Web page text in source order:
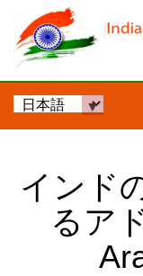
インド
るア